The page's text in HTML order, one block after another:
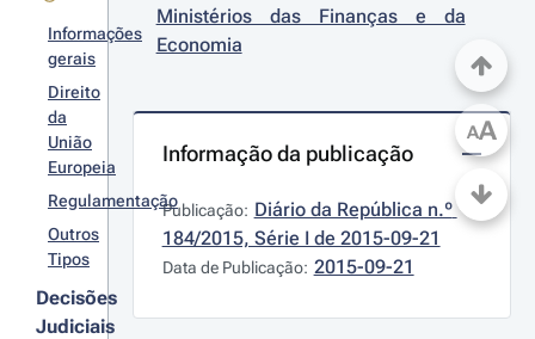
Informações
gerais
Direito
da
União
Europeia
Regulamentação
Outros
Tipos
Decisões
Judiciais
Ministérios das Finanças e da
Economia
Informação da publicação
Publicação: Diário da República n.º
184/2015, Série I de 2015-09-21
Data de Publicação: 2015-09-21
AA